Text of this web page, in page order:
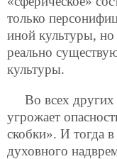
только
иной культуры,
реально
культуры.
Во всех
угрожает
скобки». И тогда в
духовного